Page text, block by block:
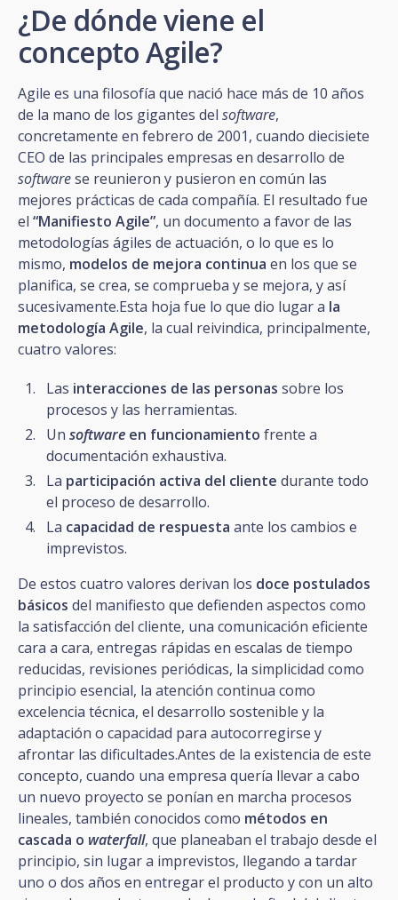
¿De dónde viene el
concepto Agile?
Agile es una filosofía que nació hace más de 10 años
de la mano de los gigantes del software,
concretamente en febrero de 2001, cuando diecisiete
CEO de las principales empresas en desarrollo de
softwarese reunieron y pusieron en común las
mejores prácticas de cada compañía. El resultado fue
el “Manifiesto Agile”, un documento a favor de las
metodologías ágiles de actuación, o lo que es lo
mismo, modelos de mejora continua en los que se
planifica, se crea, se comprueba y se mejora, y así
sucesivamente.Esta hoja fue lo que dio lugar a la
metodología Agile, la cual reivindica, principalmente,
cuatro valores:
Las interacciones de las personas sobre los
procesos y las herramientas.
Un software en funcionamiento frente a
documentación exhaustiva.
La participación activa del cliente durante todo
el proceso de desarrollo.
La capacidad de respuesta ante los cambios e
imprevistos.
De estos cuatro valores derivan los doce postulados
básicos del manifiesto que defienden aspectos como
la satisfacción del cliente, una comunicación eficiente
cara a cara, entregas rápidas en escalas de tiempo
reducidas, revisiones periódicas, la simplicidad como
principio esencial, la atención continua como
excelencia técnica, el desarrollo sostenible y la
adaptación o capacidad para autocorregirse y
afrontar las dificultades.Antes de la existencia de este
concepto, cuando una empresa quería llevar a cabo
un nuevo proyecto se ponían en marcha procesos
lineales, también conocidos como métodos en
cascada o waterfall, que planeaban el trabajo desde el
principio, sin lugar a imprevistos, llegando a tardar
uno o dos años en entregar el producto y con un alto